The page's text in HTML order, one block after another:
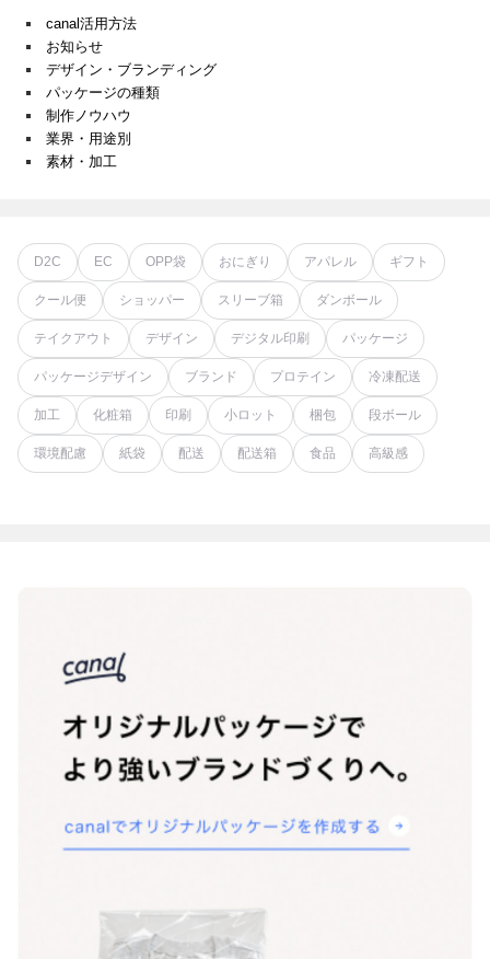
canal活用方法
お知らせ
デザイン・ブランディング
パッケージの種類
制作ノウハウ
業界・用途別
素材・加工
D2C EC OPP袋 おにぎり アパレル ギフト
クール便 ショッパー スリーブ箱 ダンボール
テイクアウト デザイン デジタル印刷 パッケージ
パッケージデザイン ブランド プロテイン 冷凍配送
加工 化粧箱 印刷 小ロット 梱包 段ボール
環境配慮 紙袋 配送 配送箱 食品 高級感